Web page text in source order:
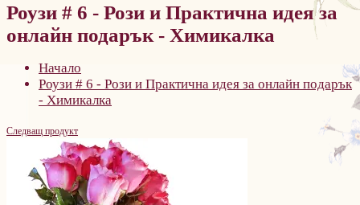
Роузи # 6 - Рози и Практична идея за
онлайн подарък - Химикалка
Начало
Роузи # 6 - Рози и Практична идея за онлайн подарък
- Химикалка
Следващ продукт